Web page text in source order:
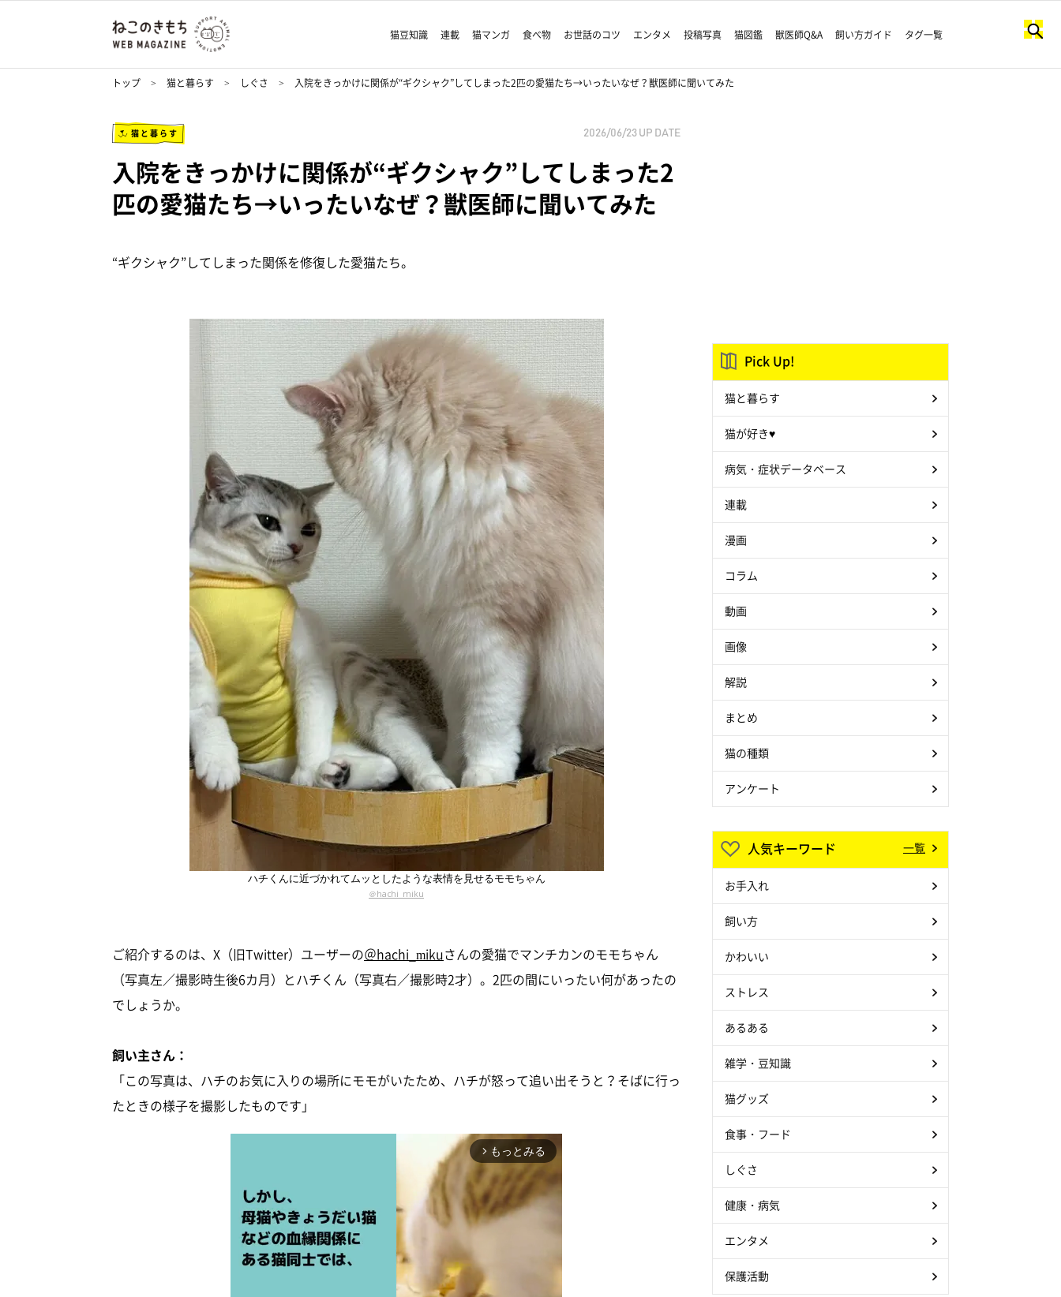
猫豆知識 連載 猫マンガ 食べ物 お世話のコツ エンタメ 投稿写真 猫図鑑 獣医師Q&A 飼い方ガイド タグ一覧
トップ 猫と暮らす しぐさ 入院をきっかけに関係が“ギクシャク”してしまった2匹の愛猫たち→いったいなぜ？獣医師に聞いてみた
猫と暮らす 2026/06/23 UP DATE
入院をきっかけに関係が“ギクシャク”してしまった2
匹の愛猫たち→いったいなぜ？獣医師に聞いてみた
“ギクシャク”してしまった関係を修復した愛猫たち。
ハチくんに近づかれてムッとしたような表情を見せるモモちゃん
＠hachi_miku
ご紹介するのは、X（旧Twitter）ユーザーの＠hachi_mikuさんの愛猫でマンチカンのモモちゃん
（写真左／撮影時生後6カ月）とハチくん（写真右／撮影時2才）。2匹の間にいったい何があったの
でしょうか。
飼い主さん：
「この写真は、ハチのお気に入りの場所にモモがいたため、ハチが怒って追い出そうと？そばに行っ
たときの様子を撮影したものです」
arrow_forward_ios もっとみる
Pick Up!
猫と暮らす
猫が好き♥
病気・症状データベース
連載
漫画
コラム
動画
画像
解説
まとめ
猫の種類
アンケート
人気キーワード 一覧
お手入れ
飼い方
かわいい
ストレス
あるある
雑学・豆知識
猫グッズ
食事・フード
しぐさ
健康・病気
エンタメ
保護活動